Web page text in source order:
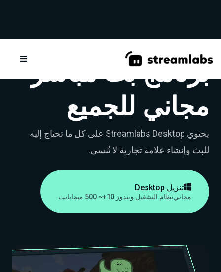
برنامج بث مباشر
مجاني للجميع
يحتوي Streamlabs Desktop على كل ما تحتاج إليه
للبث وإنشاء علامة تجارية لا تُنسى.
تنزيل Desktop
مجانينظام التشغيل ويندوز 10+ ~ 500 ميجابايت